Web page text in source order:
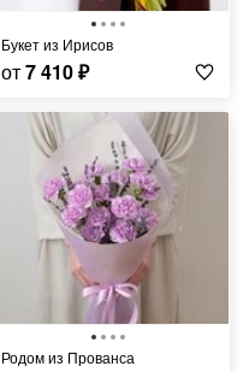
Букет из Ирисов
от7 410₽
Родом из Прованса